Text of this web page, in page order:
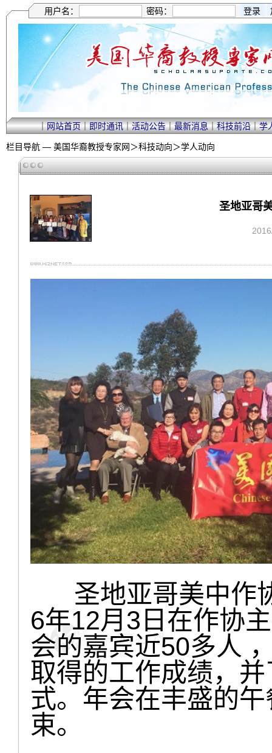
用户名： 密码：
｜网站首页｜即时通讯｜活动公告｜最新消息｜科技前沿｜学
栏目导航 — 美国华裔教授专家网＞科技动向＞学人动向
圣地亚哥
圣地亚哥美中作
6年12月3日在作协
会的嘉宾近50多人
取得的工作成绩，
式。年会在丰盛的
束。